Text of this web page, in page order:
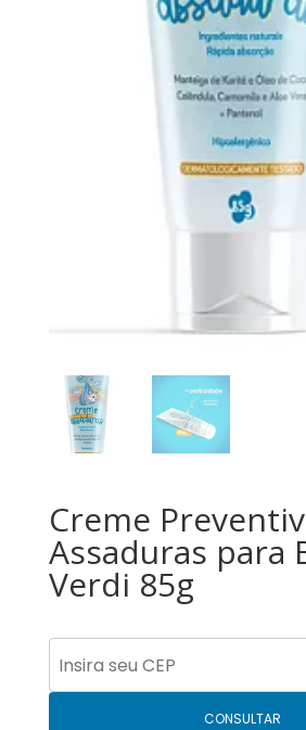
Creme
Assaduras para
Verdi 85g
CONSULTAR